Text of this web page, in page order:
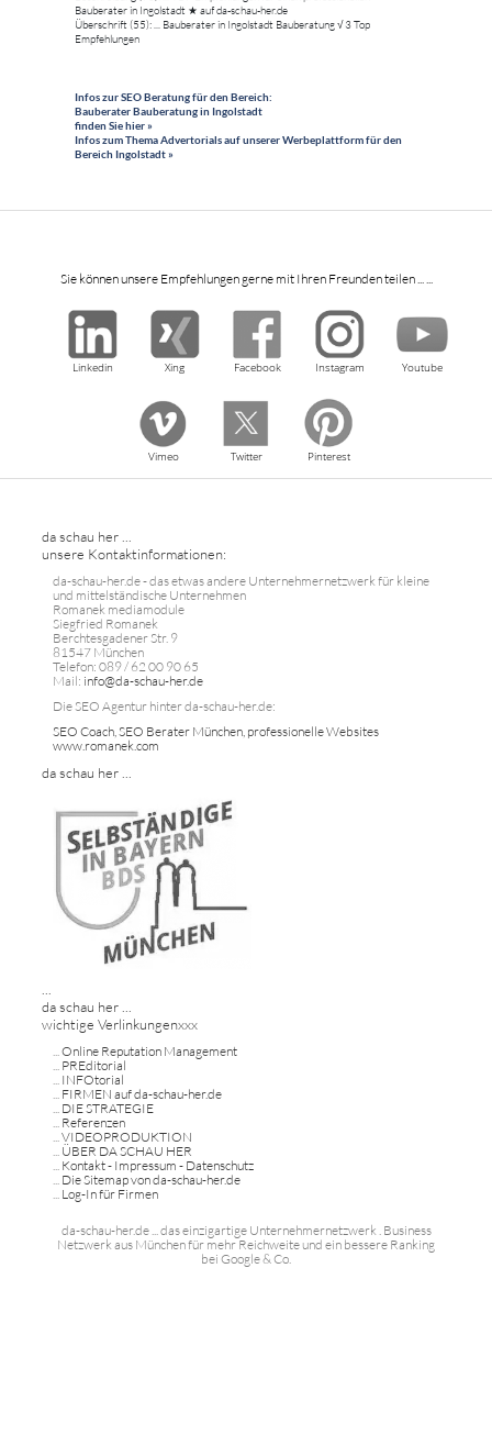
Bauberater in Ingolstadt ★ auf da-schau-her.de
Überschrift (55): ... Bauberater in Ingolstadt Bauberatung √ 3 Top
Empfehlungen
Infos zur SEO Beratung für den Bereich:
Bauberater Bauberatung in Ingolstadt
finden Sie hier »
Infos zum Thema Advertorials auf unserer Werbeplattform für den
Bereich Ingolstadt »
Sie können unsere Empfehlungen gerne mit Ihren Freunden teilen ... ...
Linkedin Xing Facebook Instagram Youtube
Vimeo Twitter Pinterest
da schau her ...
unsere Kontaktinformationen:
da-schau-her.de - das etwas andere Unternehmernetzwerk für kleine
und mittelständische Unternehmen
Romanek mediamodule
Siegfried Romanek
Berchtesgadener Str. 9
81547 München
Telefon: 089 / 62 00 90 65
Mail: info@da-schau-her.de
Die SEO Agentur hinter da-schau-her.de:
SEO Coach, SEO Berater München, professionelle Websites
www.romanek.com
da schau her ...
da schau her ...
wichtige Verlinkungenxxx
Online Reputation Management
PREditorial
INFOtorial
FIRMEN auf da-schau-her.de
DIE STRATEGIE
Referenzen
VIDEOPRODUKTION
ÜBER DA SCHAU HER
Kontakt - Impressum - Datenschutz
Die Sitemap von da-schau-her.de
Log-In für Firmen
da-schau-her.de ... das einzigartige Unternehmernetzwerk . Business
Netzwerk aus München für mehr Reichweite und ein bessere Ranking
bei Google & Co.